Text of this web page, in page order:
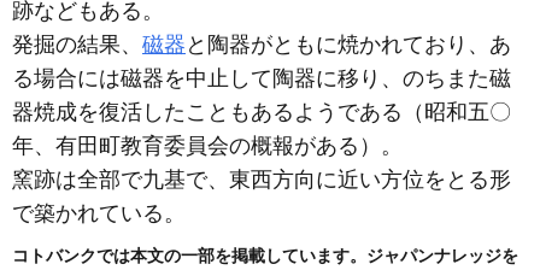
跡などもある。
発掘の結果、 磁器 と陶器がともに焼かれており、あ
る場合には磁器を中止して陶器に移り、のちまた磁
器焼成を復活したこともあるようである （昭和五〇
年、有田町教育委員会の概報がある） 。
窯跡は全部で九基で、東西方向に近い方位をとる形
で築かれている。
コトバンクでは本文の一部を掲載しています。ジャパンナレッジを